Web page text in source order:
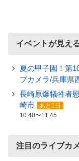
イベントが見え
夏の甲子園！第
ブカメラ/兵庫県
長崎原爆犠牲者
崎市
あと1日
10:40〜11:45
注目のライブカ